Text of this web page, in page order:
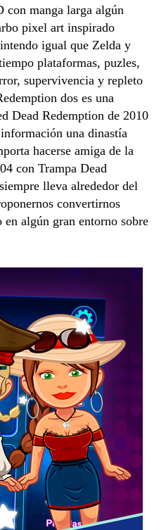
con manga larga algún
pixel art inspirado
igual que Zelda y
plataformas, puzles,
supervivencia y repleto
dos es una
Dead Redemption de 2010
una dinastía
hacerse amiga de la
con Trampa Dead
lleva alrededor del
convertirnos
algún gran entorno sobre